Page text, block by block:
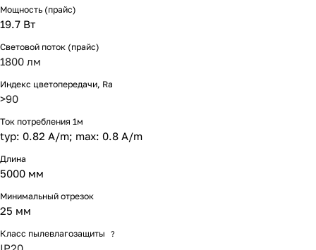
Мощность (прайс)
19.7 Вт
Световой поток (прайс)
1800 лм
Индекс цветопередачи, Ra
>90
Ток потребления 1м
typ: 0.82 A/m; max: 0.8 A/m
Длина
5000 мм
Минимальный отрезок
25 мм
Класс пылевлагозащиты ?